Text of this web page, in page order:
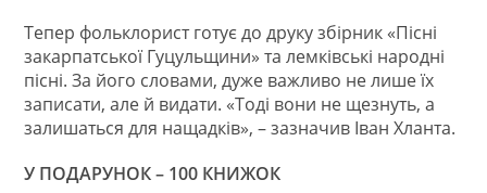
Тепер фольклорист готує до друку збірник «Пісні
закарпатської Гуцульщини» та лемківські народні
пісні. За його словами, дуже важливо не лише їх
записати, але й видати. «Тоді вони не щезнуть, а
залишаться для нащадків», – зазначив Іван Хланта.
У ПОДАРУНОК – 100 КНИЖОК